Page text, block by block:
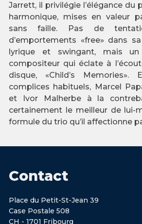
Jarrett, il privilégie l’élégance du
harmonique, mises en valeur
sans faille. Pas de
d’emportements «free» dans
lyrique et swingant, mais
compositeur qui éclate à
disque, «Child’s Memories».
complices habituels, Marcel
et Ivor Malherbe à la
certainement le meilleur de lui-
formule du trio qu’il affectionne
Contact
Place du Petit-St-Jean 39
Case Postale 508
CH - 1701 Fribourg